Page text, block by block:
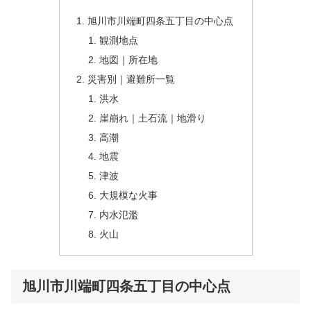
旭川市川端町四条五丁目の中心点
観測地点
地図｜所在地
災害別｜避難所一覧
洪水
崖崩れ｜土石流｜地滑り
高潮
地震
津波
大規模な火事
内水氾濫
火山
旭川市川端町四条五丁目の中心点